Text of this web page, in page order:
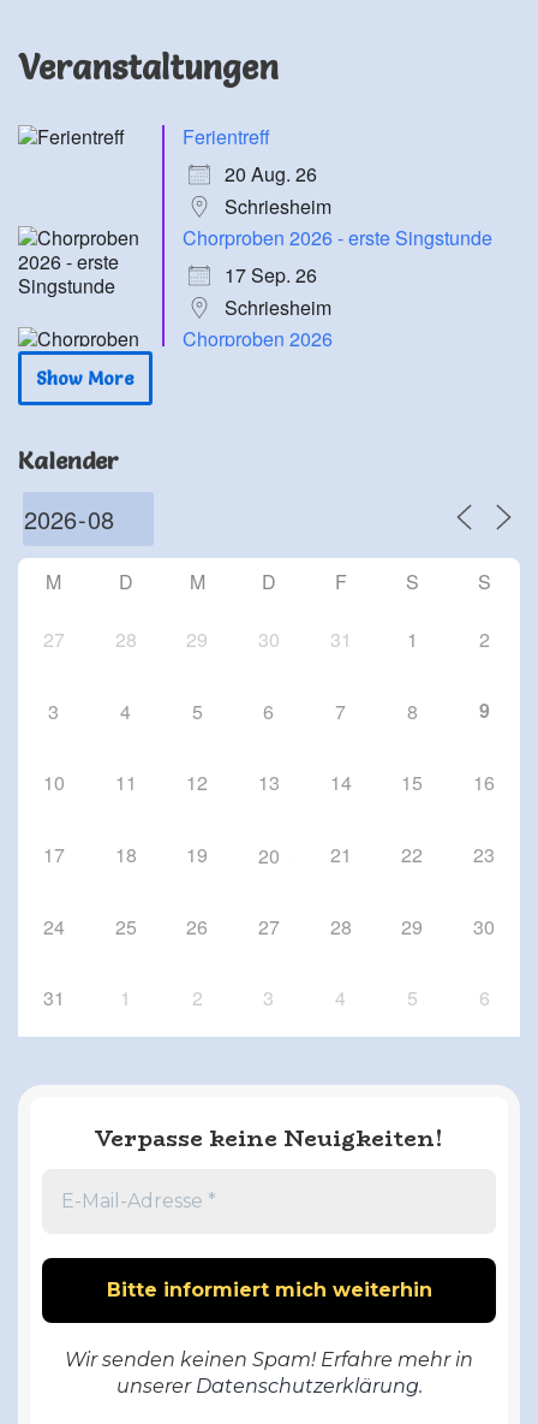
Veranstaltungen
Ferientreff
20 Aug. 26
Schriesheim
Chorproben 2026 - erste Singstunde
17 Sep. 26
Schriesheim
Chorproben 2026
8 Okt. 26
Show More
Kalender
M D M D F S S
27 28 29 30 31 1 2
3 4 5 6 7 8 9
10 11 12 13 14 15 16
17 18 19 20 21 22 23
24 25 26 27 28 29 30
31 1 2 3 4 5 6
Verpasse keine Neuigkeiten!
Wir senden keinen Spam! Erfahre mehr in
unserer Datenschutzerklärung.